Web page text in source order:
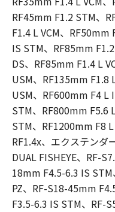
RF45mm F1.2 STM、
F1.4 L VCM、RF50mm
IS STM、RF85mm
DS、RF85mm F1.4 L
USM、RF135mm F1.8
USM、RF600mm F4 L
STM、RF800mm F5.6
STM、RF1200mm F8
RF1.4x、エクステンダ
DUAL FISHEYE、RF-
18mm F4.5-6.3 IS
PZ、RF-S18-45mm
F3.5-6.3 IS STM、RF-